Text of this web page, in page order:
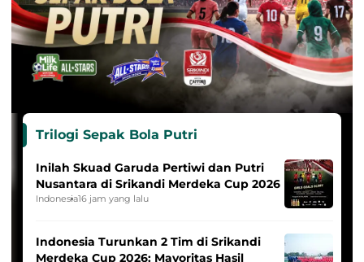
Trilogi Sepak Bola Putri
Inilah Skuad Garuda Pertiwi dan Putri
Nusantara di Srikandi Merdeka Cup 2026
Indonesia16 jam yang lalu
Indonesia Turunkan 2 Tim di Srikandi
Merdeka Cup 2026: Mayoritas Hasil